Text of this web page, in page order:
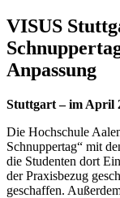
VISUS
Anpassung
Stuttgart – im April
Die Hochschule
Schnuppertag“ mit
die Studenten dort
der Praxisbezug
geschaffen.